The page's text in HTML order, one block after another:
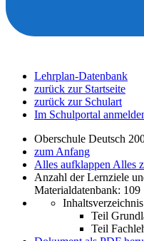
Lehrplan-Datenbank
zurück zur Startseite
zurück zur Schulart
Im Schulportal
Oberschule Deutsch
zum Anfang
Alles aufklappen Alles
Anzahl der Lernziele
Materialdatenbank: 109
Inhaltsverzeichnis
Teil
Teil